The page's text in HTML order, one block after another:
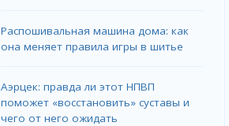
Распошивальная машина дома: как
она меняет правила игры в шитье
Аэрцек: правда ли этот НПВП
поможет «восстановить» суставы и
чего от него ожидать